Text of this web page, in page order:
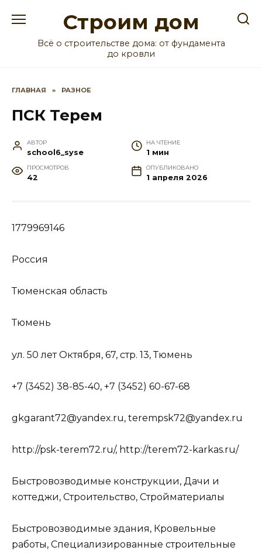
Строим дом
Всё о строительстве дома: от фундамента
до кровли
ГЛАВНАЯ » РАЗНОЕ
ПСК Терем
АВТОР
school6_syse
НА ЧТЕНИЕ
1 мин
ПРОСМОТРОВ
42
ОПУБЛИКОВАНО
1 апреля 2026
1779969146
Россия
Тюменская область
Тюмень
ул. 50 лет Октября, 67, стр. 13, Тюмень
+7 (3452) 38-85-40, +7 (3452) 60-67-68
gkgarant72@yandex.ru, terempsk72@yandex.ru
http://psk-terem72.ru/, http://terem72-karkas.ru/
Быстровозводимые конструкции, Дачи и
коттеджи, Строительство, Стройматериалы
Быстровозводимые здания, Кровельные
работы, Специализированные строительные